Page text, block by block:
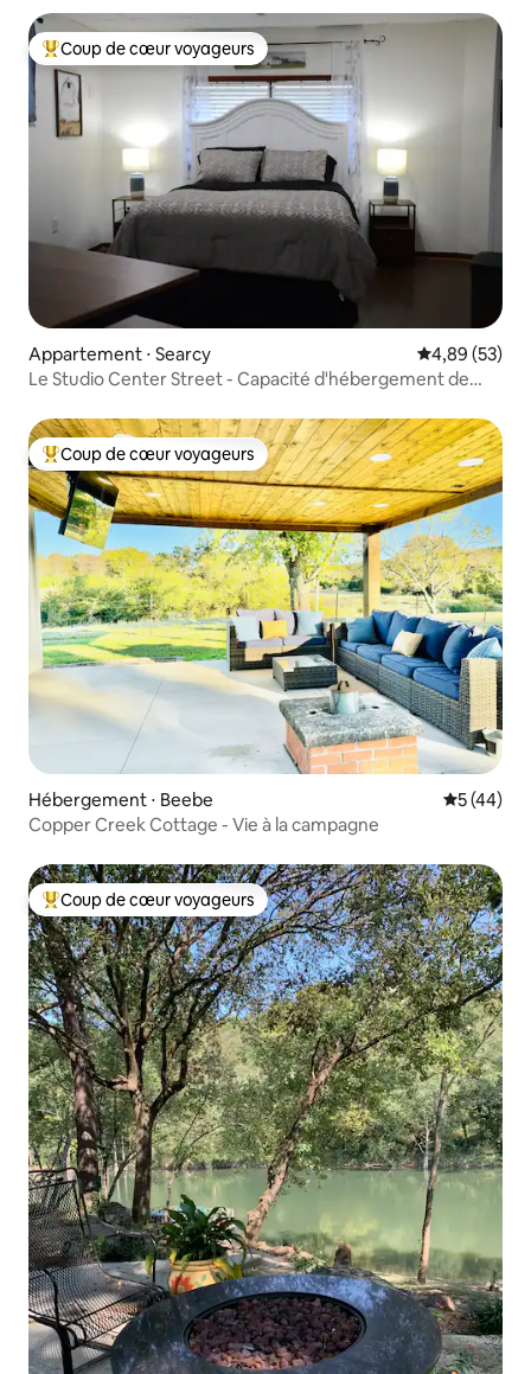
Coups de cœur voyageurs les plus appréciés
Coup de cœur voyageurs
Appartement ⋅ Searcy Évaluation
4,89 (53)
Le Studio Center Street - Capacité d'hébergement de
Coups de cœur voyageurs les plus appréciés
Coup de cœur voyageurs
Hébergement ⋅ Beebe
5 (44)
Copper Creek Cottage - Vie à la campagne
Coups de cœur voyageurs les plus appréciés
Coup de cœur voyageurs